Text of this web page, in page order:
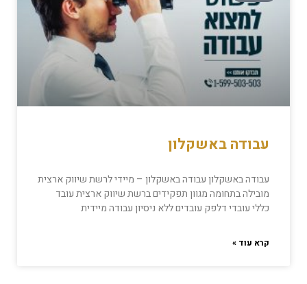
עבודה באשקלון
עבודה באשקלון עבודה באשקלון – מיידי לרשת שיווק ארצית
מובילה בתחומה מגוון תפקידים ברשת שיווק ארצית עובד
כללי עובדי דלפק עובדים ללא ניסיון עבודה מיידית
קרא עוד »